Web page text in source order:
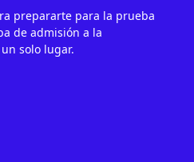
prepararte para la prueba
de admisión a la
solo lugar.